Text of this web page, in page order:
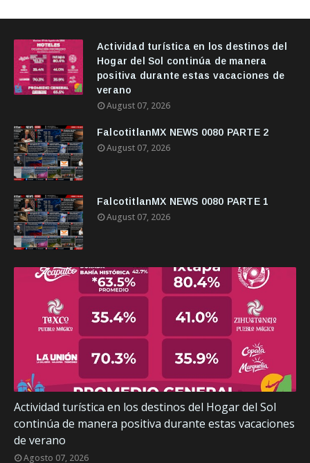
Actividad turística en los destinos del
Hogar del Sol continúa de manera
positiva durante estas vacaciones de
verano
August 07, 2026
FalcotitlanMX NEWS 0080 PARTE 2
August 07, 2026
FalcotitlanMX NEWS 0080 PARTE 1
August 07, 2026
Actividad turística en los destinos del Hogar del Sol
continúa de manera positiva durante estas vacaciones
de verano
Agosto 07, 2026